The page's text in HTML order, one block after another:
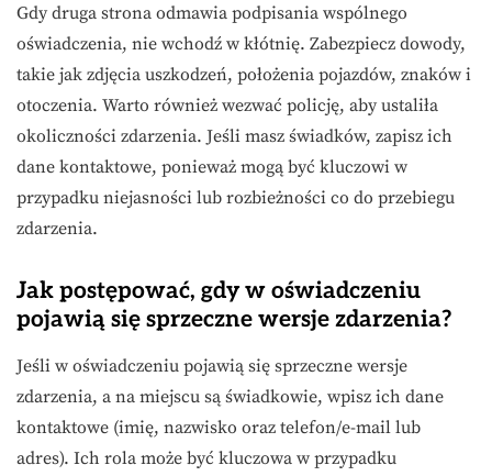
Gdy druga strona odmawia podpisania wspólnego
oświadczenia, nie wchodź w kłótnię. Zabezpiecz dowody,
takie jak zdjęcia uszkodzeń, położenia pojazdów, znaków i
otoczenia. Warto również wezwać policję, aby ustaliła
okoliczności zdarzenia. Jeśli masz świadków, zapisz ich
dane kontaktowe, ponieważ mogą być kluczowi w
przypadku niejasności lub rozbieżności co do przebiegu
zdarzenia.
Jak postępować, gdy w oświadczeniu
pojawią się sprzeczne wersje zdarzenia?
Jeśli w oświadczeniu pojawią się sprzeczne wersje
zdarzenia, a na miejscu są świadkowie, wpisz ich dane
kontaktowe (imię, nazwisko oraz telefon/e-mail lub
adres). Ich rola może być kluczowa w przypadku